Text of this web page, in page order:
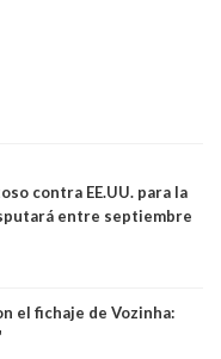
contra EE.UU. para la
entre septiembre
el fichaje de Vozinha: